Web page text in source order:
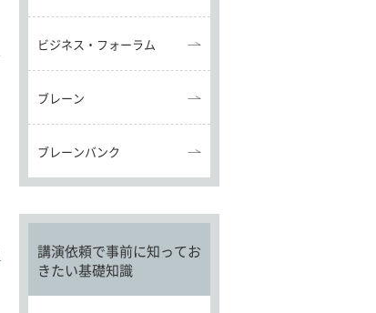
ビジネス・フォーラム
ブレーン
ブレーンバンク
講演依頼で事前に知ってお
きたい基礎知識